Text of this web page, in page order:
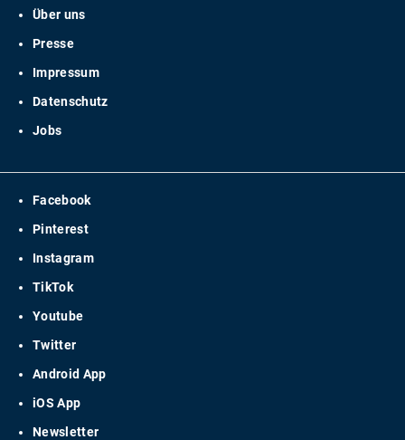
Über uns
Presse
Impressum
Datenschutz
Jobs
Facebook
Pinterest
Instagram
TikTok
Youtube
Twitter
Android App
iOS App
Newsletter